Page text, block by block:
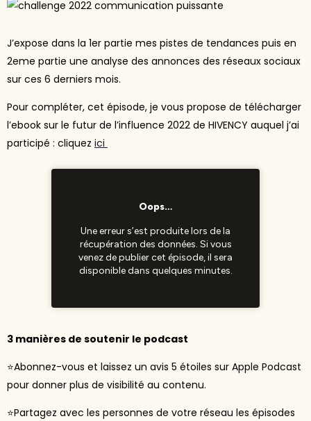
J’expose dans la 1er partie mes pistes de tendances puis en
2eme partie une analyse des annonces des réseaux sociaux
sur ces 6 derniers mois.
Pour compléter, cet épisode, je vous propose de télécharger
l’ebook sur le futur de l’influence 2022 de HIVENCY auquel j’ai
participé : cliquez ici
3 manières de soutenir le podcast
⭐Abonnez-vous et laissez un avis 5 étoiles sur Apple Podcast
pour donner plus de visibilité au contenu.
⭐Partagez avec les personnes de votre réseau les épisodes